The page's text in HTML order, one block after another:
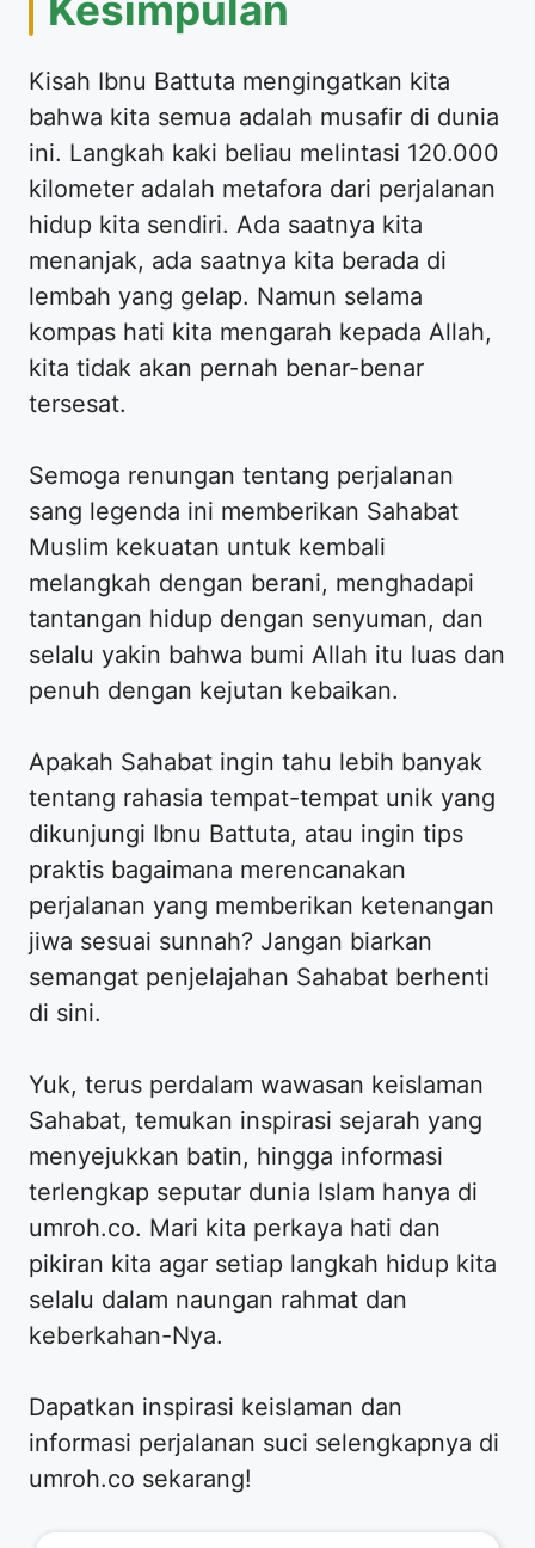
Kisah Ibnu Battuta mengingatkan kita
bahwa kita semua adalah musafir di dunia
ini. Langkah kaki beliau melintasi 120.000
kilometer adalah metafora dari perjalanan
hidup kita sendiri. Ada saatnya kita
menanjak, ada saatnya kita berada di
lembah yang gelap. Namun selama
kompas hati kita mengarah kepada Allah,
kita tidak akan pernah benar-benar
tersesat.
Semoga renungan tentang perjalanan
sang legenda ini memberikan Sahabat
Muslim kekuatan untuk kembali
melangkah dengan berani, menghadapi
tantangan hidup dengan senyuman, dan
selalu yakin bahwa bumi Allah itu luas dan
penuh dengan kejutan kebaikan.
Apakah Sahabat ingin tahu lebih banyak
tentang rahasia tempat-tempat unik yang
dikunjungi Ibnu Battuta, atau ingin tips
praktis bagaimana merencanakan
perjalanan yang memberikan ketenangan
jiwa sesuai sunnah? Jangan biarkan
semangat penjelajahan Sahabat berhenti
di sini.
Yuk, terus perdalam wawasan keislaman
Sahabat, temukan inspirasi sejarah yang
menyejukkan batin, hingga informasi
terlengkap seputar dunia Islam hanya di
umroh.co. Mari kita perkaya hati dan
pikiran kita agar setiap langkah hidup kita
selalu dalam naungan rahmat dan
keberkahan-Nya.
Dapatkan inspirasi keislaman dan
informasi perjalanan suci selengkapnya di
umroh.co sekarang!